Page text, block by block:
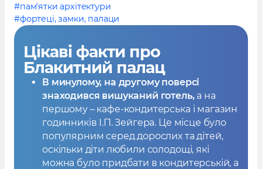
#пам'ятки архітектури
#фортеці, замки, палаци
Цікаві факти про
Блакитний палац
В минулому, на другому поверсі
знаходився вишуканий готель, а на
першому – кафе-кондитерська і магазин
годинників І.П. Зейгера. Це місце було
популярним серед дорослих та дітей,
оскільки діти любили солодощі, які
можна було придбати в кондитерській, а